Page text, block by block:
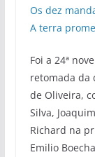
Os dez
A terra
Foi a 24ª
retomada da
de Oliveira,
Silva,
Richard na
Emilio